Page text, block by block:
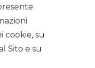
cookie, su
Sito e su